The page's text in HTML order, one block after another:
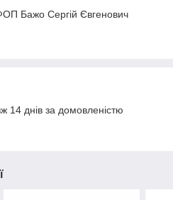
Бажо Сергій Євгенович
14 днів за домовленістю